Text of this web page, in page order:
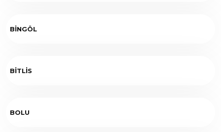
BİNGÖL
BİTLİS
BOLU